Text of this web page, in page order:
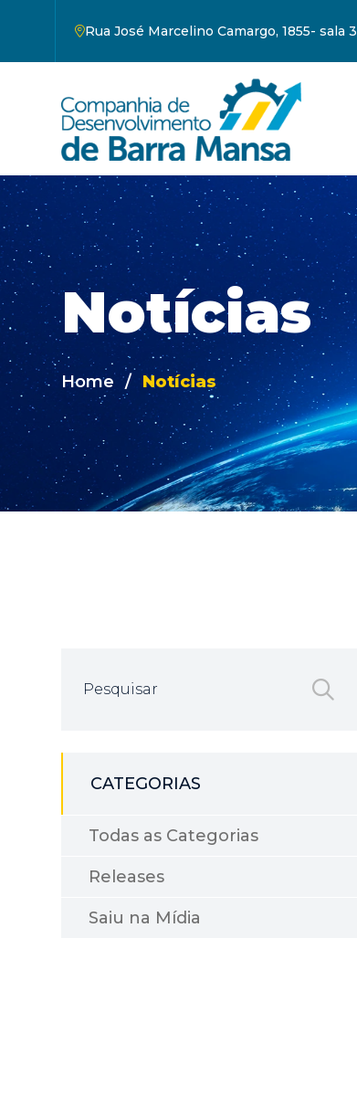
Rua José Marcelino Camargo, 1855-
Notícias
Home / Notícias
CATEGORIAS
Todas as Categorias
Releases
Saiu na Mídia